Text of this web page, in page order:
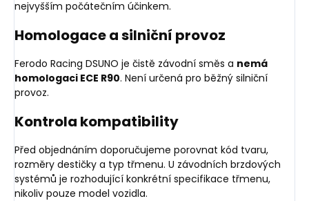
nejvyšším počátečním účinkem.
Homologace a silniční provoz
Ferodo Racing DSUNO je čistě závodní směs a nemá
homologaci ECE R90. Není určená pro běžný silniční
provoz.
Kontrola kompatibility
Před objednáním doporučujeme porovnat kód tvaru,
rozměry destičky a typ třmenu. U závodních brzdových
systémů je rozhodující konkrétní specifikace třmenu,
nikoliv pouze model vozidla.